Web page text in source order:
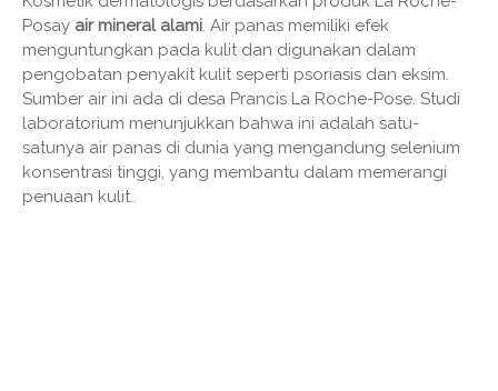
Posay air mineral alami. Air panas memiliki efek
menguntungkan pada kulit dan digunakan dalam
pengobatan penyakit kulit seperti psoriasis dan eksim.
Sumber air ini ada di desa Prancis La Roche-Pose. Studi
laboratorium menunjukkan bahwa ini adalah satu-
satunya air panas di dunia yang mengandung selenium
konsentrasi tinggi, yang membantu dalam memerangi
penuaan kulit..